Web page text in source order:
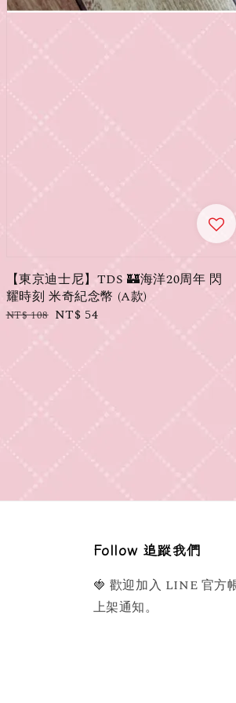
【東京迪士尼】TDS 🏰海洋20周年 閃
耀時刻 米奇紀念幣 (A款)
Regular
NT$ 108 Sale
NT$ 54
Follow 追蹤我們
🍓 歡迎加入 LINE 官方
上架通知。